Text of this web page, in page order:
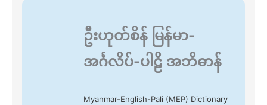
ဦးဟုတ်စိန် မြန်မာ-
အင်္ဂလိပ်-ပါဠိ အဘိဓာန်
Myanmar-English-Pali (MEP) Dictionary